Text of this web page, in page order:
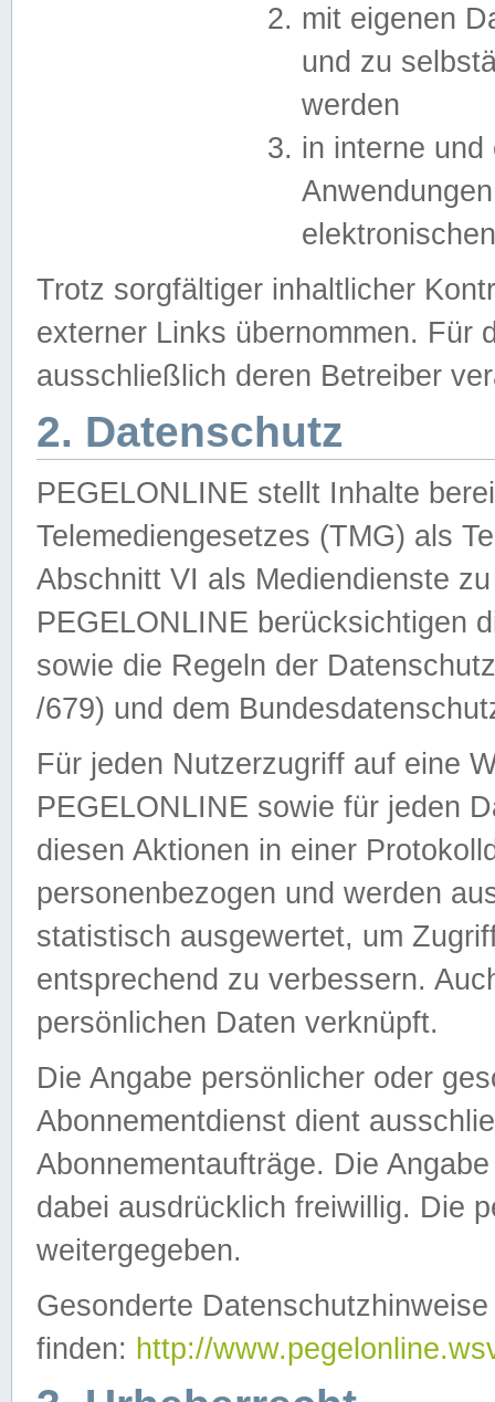
mit eigenen
und zu
werden
in interne
Trotz sorgfältiger inhaltlicher
externer Links übernommen. Für
ausschließlich deren Betreiber
2. Datenschutz
PEGELONLINE stellt Inhalte
Telemediengesetzes (TMG) als
Abschnitt VI als Mediendienste
PEGELONLINE berücksichtigen
sowie die Regeln der
/679) und dem
Für jeden Nutzerzugriff auf eine
PEGELONLINE sowie für jeden
diesen Aktionen in einer
personenbezogen und werden
statistisch ausgewertet, um
entsprechend zu verbessern.
persönlichen Daten verknüpft.
Die Angabe persönlicher oder
Abonnementdienst dient
Abonnementaufträge. Die
dabei ausdrücklich freiwillig. Die
weitergegeben.
Gesonderte
finden: http://